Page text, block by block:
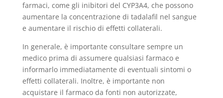
farmaci, come gli inibitori del CYP3A4, che possono
aumentare la concentrazione di tadalafil nel sangue
e aumentare il rischio di effetti collaterali.
In generale, è importante consultare sempre un
medico prima di assumere qualsiasi farmaco e
informarlo immediatamente di eventuali sintomi o
effetti collaterali. Inoltre, è importante non
acquistare il farmaco da fonti non autorizzate,